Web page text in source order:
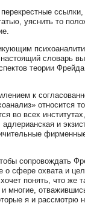
уяснить то
словарь
теории
к
относится
во всех
и
сопровождать
о сфере охвата и
понять, что же
многие,
я и рассмотрю